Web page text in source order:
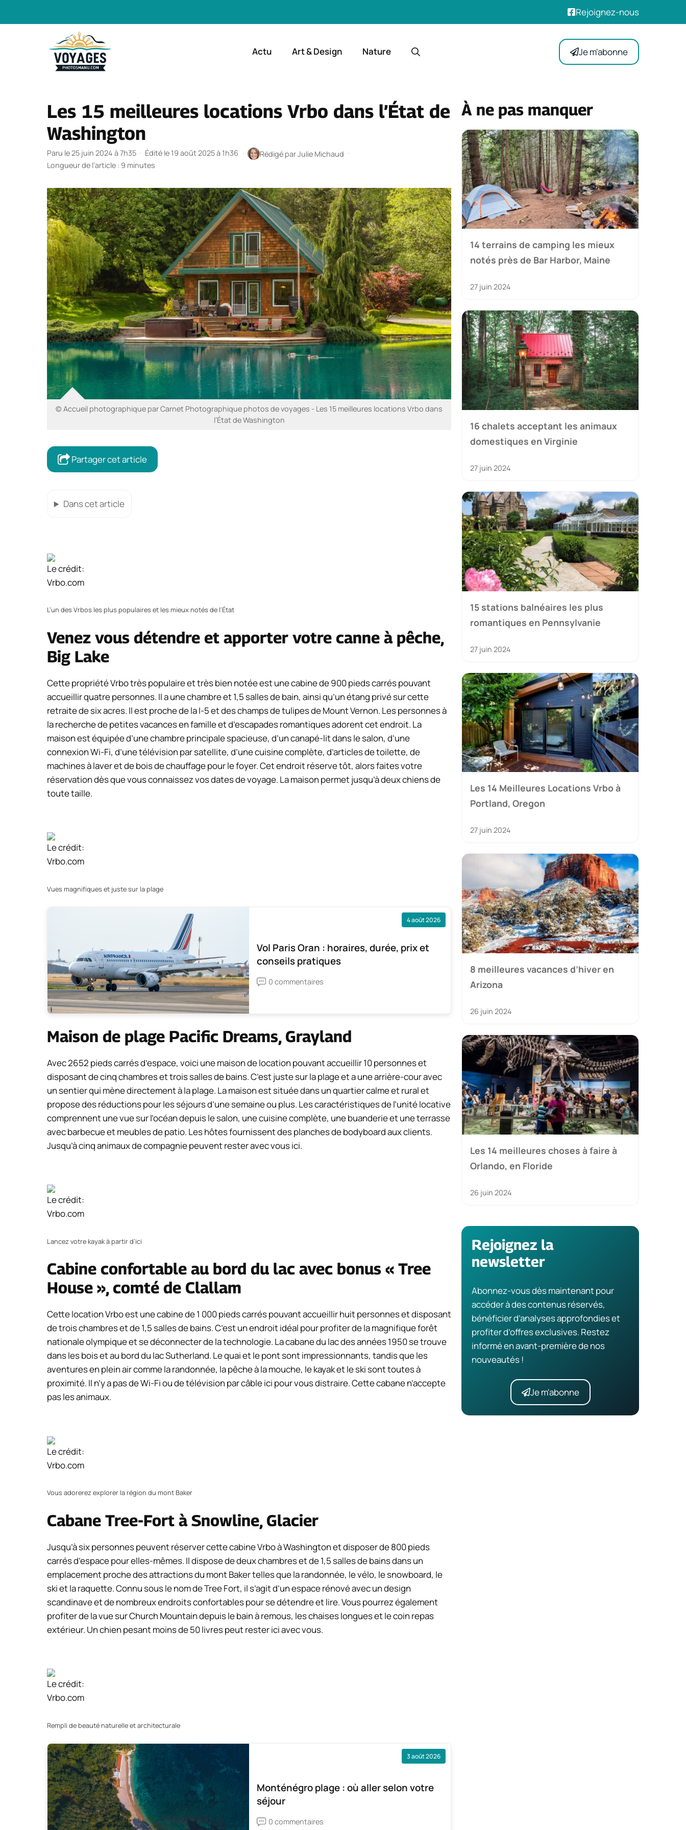
Rejoignez-nous
Actu Art & Design Nature Je m'abonne
Les 15 meilleures locations Vrbo dans l’État de
Washington
Paru le 25 juin 2024 à 7h35 · Édité le 19 août 2025 à 1h36 · Rédigé parJulie Michaud ·
Longueur de l’article : 9 minutes
© Accueil photographique par Carnet Photographique photos de voyages - Les 15 meilleures locations Vrbo dans
l’État de Washington
Partager cet article
Dans cet article
Le crédit:
Vrbo.com
L’un des Vrbos les plus populaires et les mieux notés de l’État
Venez vous détendre et apporter votre canne à pêche,
Big Lake
Cette propriété Vrbo très populaire et très bien notée est une cabine de 900 pieds carrés pouvant
accueillir quatre personnes. Il a une chambre et 1,5 salles de bain, ainsi qu’un étang privé sur cette
retraite de six acres. Il est proche de la I-5 et des champs de tulipes de Mount Vernon. Les personnes à
la recherche de petites vacances en famille et d’escapades romantiques adorent cet endroit. La
maison est équipée d’une chambre principale spacieuse, d’un canapé-lit dans le salon, d’une
connexion Wi-Fi, d’une télévision par satellite, d’une cuisine complète, d’articles de toilette, de
machines à laver et de bois de chauffage pour le foyer. Cet endroit réserve tôt, alors faites votre
réservation dès que vous connaissez vos dates de voyage. La maison permet jusqu’à deux chiens de
toute taille.
Le crédit:
Vrbo.com
Vues magnifiques et juste sur la plage
4 août 2026
Vol Paris Oran : horaires, durée, prix et
conseils pratiques
0 commentaires
Maison de plage Pacific Dreams, Grayland
Avec 2652 pieds carrés d’espace, voici une maison de location pouvant accueillir 10 personnes et
disposant de cinq chambres et trois salles de bains. C’est juste sur la plage et a une arrière-cour avec
un sentier qui mène directement à la plage. La maison est située dans un quartier calme et rural et
propose des réductions pour les séjours d’une semaine ou plus. Les caractéristiques de l’unité locative
comprennent une vue sur l’océan depuis le salon, une cuisine complète, une buanderie et une terrasse
avec barbecue et meubles de patio. Les hôtes fournissent des planches de bodyboard aux clients.
Jusqu’à cinq animaux de compagnie peuvent rester avec vous ici.
Le crédit:
Vrbo.com
Lancez votre kayak à partir d’ici
Cabine confortable au bord du lac avec bonus « Tree
House », comté de Clallam
Cette location Vrbo est une cabine de 1 000 pieds carrés pouvant accueillir huit personnes et disposant
de trois chambres et de 1,5 salles de bains. C’est un endroit idéal pour profiter de la magnifique forêt
nationale olympique et se déconnecter de la technologie. La cabane du lac des années 1950 se trouve
dans les bois et au bord du lac Sutherland. Le quai et le pont sont impressionnants, tandis que les
aventures en plein air comme la randonnée, la pêche à la mouche, le kayak et le ski sont toutes à
proximité. Il n’y a pas de Wi-Fi ou de télévision par câble ici pour vous distraire. Cette cabane n’accepte
pas les animaux.
Le crédit:
Vrbo.com
Vous adorerez explorer la région du mont Baker
Cabane Tree-Fort à Snowline, Glacier
Jusqu’à six personnes peuvent réserver cette cabine Vrbo à Washington et disposer de 800 pieds
carrés d’espace pour elles-mêmes. Il dispose de deux chambres et de 1,5 salles de bains dans un
emplacement proche des attractions du mont Baker telles que la randonnée, le vélo, le snowboard, le
ski et la raquette. Connu sous le nom de Tree Fort, il s’agit d’un espace rénové avec un design
scandinave et de nombreux endroits confortables pour se détendre et lire. Vous pourrez également
profiter de la vue sur Church Mountain depuis le bain à remous, les chaises longues et le coin repas
extérieur. Un chien pesant moins de 50 livres peut rester ici avec vous.
Le crédit:
Vrbo.com
Rempli de beauté naturelle et architecturale
3 août 2026
Monténégro plage : où aller selon votre
séjour
0 commentaires
À ne pas manquer
14 terrains de camping les mieux
notés près de Bar Harbor, Maine
27 juin 2024
16 chalets acceptant les animaux
domestiques en Virginie
27 juin 2024
15 stations balnéaires les plus
romantiques en Pennsylvanie
27 juin 2024
Les 14 Meilleures Locations Vrbo à
Portland, Oregon
27 juin 2024
8 meilleures vacances d’hiver en
Arizona
26 juin 2024
Les 14 meilleures choses à faire à
Orlando, en Floride
26 juin 2024
Rejoignez la
newsletter
Abonnez-vous dès maintenant pour
accéder à des contenus réservés,
bénéficier d’analyses approfondies et
profiter d’offres exclusives. Restez
informé en avant-première de nos
nouveautés !
Je m'abonne